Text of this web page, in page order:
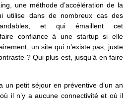
une méthode d’accélération de la
utilise dans de nombreux cas des
et qui émaillent cet
confiance à une startup si elle
un site qui n’existe pas, juste
? Qui plus est, jusqu’à en faire
un petit séjour en préventive d’un an
il n’y a aucune connectivité et où il